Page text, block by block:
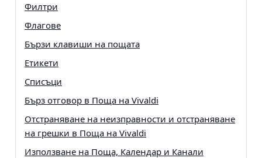
Филтри
Флагове
Бързи клавиши на пощата
Етикети
Списъци
Бърз отговор в Поща на Vivaldi
Отстраняване на неизправности и отстраняване
на грешки в Поща на Vivaldi
Използване на Поща, Календар и Канали